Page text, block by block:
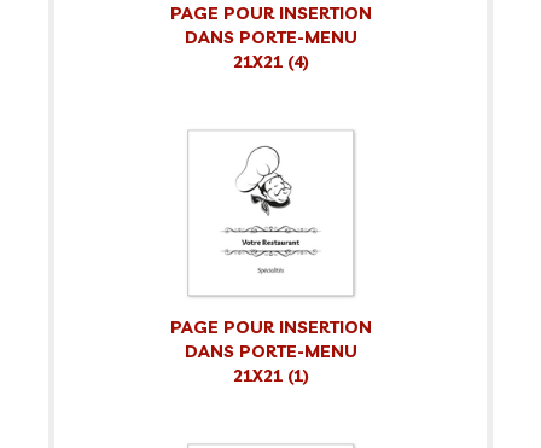
PAGE POUR INSERTION
DANS PORTE-MENU
21X21 (4)
PAGE POUR INSERTION
DANS PORTE-MENU
21X21 (1)